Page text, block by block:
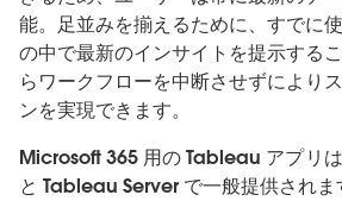
能。足並みを揃えるために、すでに
の中で最新のインサイトを提示する
らワークフローを中断させずにより
ンを実現できます。
Microsoft 365 用の Tableau アプリ
と Tableau Server で一般提供されま